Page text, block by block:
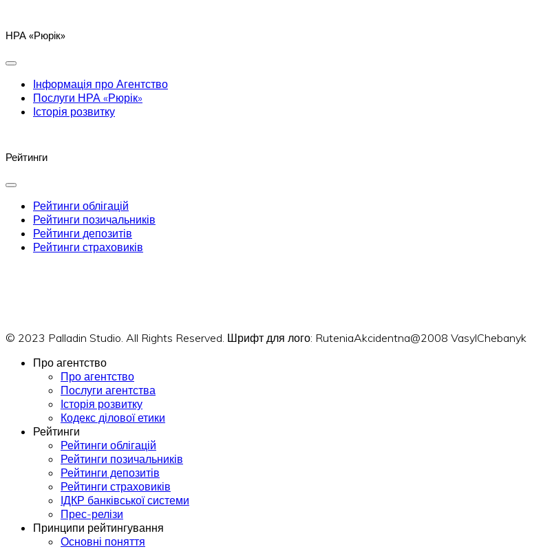
НРА «Рюрік»
Інформація про Агентство
Послуги НРА «Рюрік»
Історія розвитку
Рейтинги
Рейтинги облігацій
Рейтинги позичальників
Рейтинги депозитів
Рейтинги страховиків
© 2023 Palladin Studio. All Rights Reserved. Шрифт для лого: RuteniaAkcidentna@2008 VasylChebanyk
Про агентство
Про агентство
Послуги агентства
Історія розвитку
Кодекс ділової етики
Рейтинги
Рейтинги облігацій
Рейтинги позичальників
Рейтинги депозитів
Рейтинги страховиків
ІДКР банківської системи
Прес-релізи
Принципи рейтингування
Основні поняття